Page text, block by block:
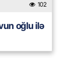
102
oğlu ilə